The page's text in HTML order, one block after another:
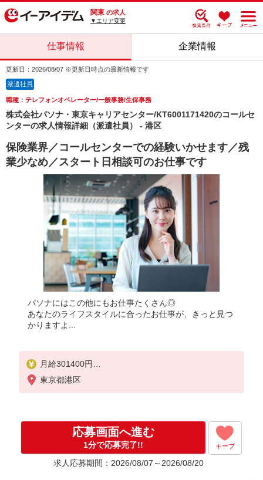
関東 の求人
▼エリア変更
仕事情報 企業情報
更新日：2026/08/07 ※更新日時点の最新情報です
派遣社員
職種：テレフォンオペレーター/一般事務/生保事務
株式会社パソナ・東京キャリアセンター/KT6001171420のコールセ
ンターの求人情報詳細（派遣社員） - 港区
保険業界／コールセンターでの経験いかせます／残
業少なめ／スタート日相談可のお仕事です
パソナにはこの他にもお仕事たくさん◎
あなたのライフスタイルに合ったお仕事が、きっと見つ
かりますよ...
月給301400円
★交通費規定に基づき交通費支給
東京都港区
応募画面へ進む
1分で応募完了!! キープ
求人応募期間：2026/08/07～2026/08/20